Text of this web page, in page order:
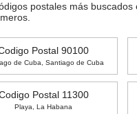
postales más
Postal 90100
de Cuba, Santiago de Cuba
Postal 11300
Playa, La Habana